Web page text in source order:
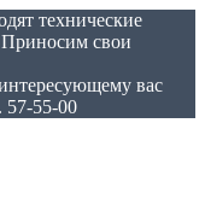
технические
свои
вас
57-55-00